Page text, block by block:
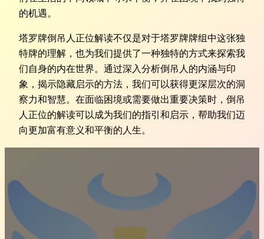
的机遇。
塔罗牌倒吊人正位解读不仅是对于塔罗牌牌组中这张独
特牌的理解，也为我们提供了一种独特的方式来探索我
们自身的内在世界。通过深入分析倒吊人的内涵与印
象，揭示隐藏启示的方法，我们可以获得更深层次的洞
察力和智慧。在面临困境或需要做出重要决策时，倒吊
人正位的解读可以成为我们的指引和启示，帮助我们迈
向更加富有意义和平衡的人生。